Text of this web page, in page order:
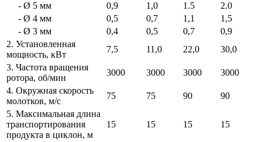
- Ø 5 мм
0,9 1,0 1.5
2.0
- Ø 4 мм
0,5 0,7 1,1
1,5
- Ø 3 мм
0,4 0,5 0,7
0,9
2. Установленная
мощность, кВт
7,5 11,0 22,0
30,0
3. Частота вращения
ротора, об/мин
3000 3000 3000
3000
4. Окружная скорость
молотков, м/с
75 75 90
90
5. Максимальная длина
транспортирования
продукта в циклон, м
15 15 15 15